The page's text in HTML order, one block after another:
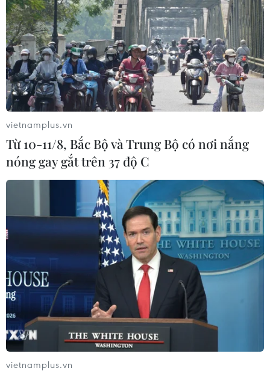
vietnamplus.vn
Từ 10-11/8, Bắc Bộ và Trung Bộ có nơi nắng
nóng gay gắt trên 37 độ C
vietnamplus.vn